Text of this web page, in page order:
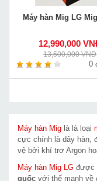
Máy hàn Mig LG
12,990,000
13,500,000 VNĐ
0
Máy hàn Mig là là loại
cực chính là dây hàn,
vệ bởi khí trơ Argon
Máy hàn Mig LG được
quốc với thế mạnh về